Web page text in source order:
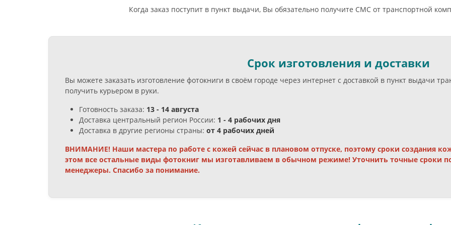
Когда заказ поступит в пункт выдачи, Вы обязательно получите СМС от транспортной
Срок изготовления и доставки
Вы можете заказать изготовление фотокниги в своём городе через интернет с доставкой в пункт выдачи
получить курьером в руки.
Готовность заказа: 13 - 14 августа
Доставка центральный регион России: 1 - 4 рабочих дня
Доставка в другие регионы страны: от 4 рабочих дней
ВНИМАНИЕ! Наши мастера по работе с кожей сейчас в плановом отпуске, поэтому сроки создания
этом все остальные виды фотокниг мы изготавливаем в обычном режиме! Уточнить точные сроки
менеджеры. Спасибо за понимание.